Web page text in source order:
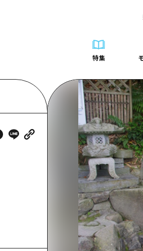
特集
アート
サイクリング
ショッピング
スポーツ
ナイトライフ
世界遺産
モデルコース一覧
Dive! Hiroshima 公式ガイ
広島もしもトラベル
あたらしい非日常
お役立ち情報一覧
アクセス
二次交通まとめ
施設の混雑状況のお知ら
お得な周遊チケット
手荷物預かり・配送サー
世界遺産
歴史・文
自然
芸北
宮島周辺
山口県東
HIROSHIMA FREE Wi-Fi
ボランティアガイド
ユニバーサルツーリズム